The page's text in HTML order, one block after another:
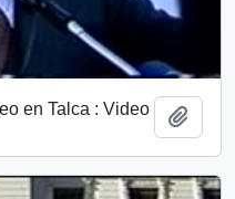
en Talca : Video